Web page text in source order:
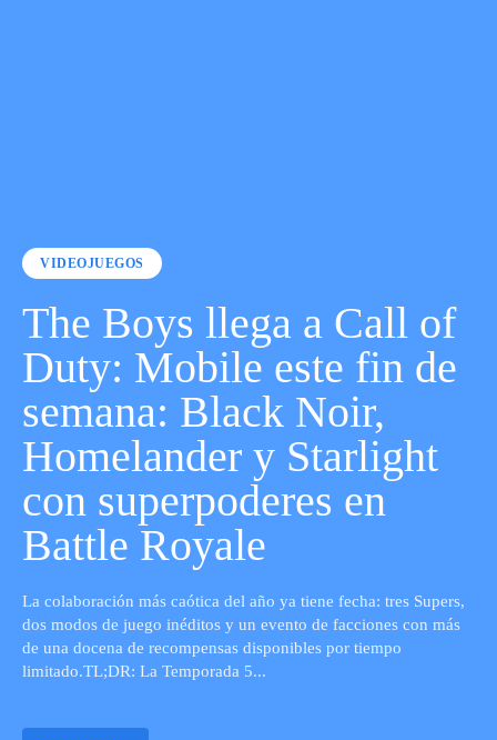
VIDEOJUEGOS
The Boys llega a Call of
Duty: Mobile este fin de
semana: Black Noir,
Homelander y Starlight
con superpoderes en
Battle Royale
La colaboración más caótica del año ya tiene fecha: tres Supers,
dos modos de juego inéditos y un evento de facciones con más
de una docena de recompensas disponibles por tiempo
limitado.TL;DR: La Temporada 5...